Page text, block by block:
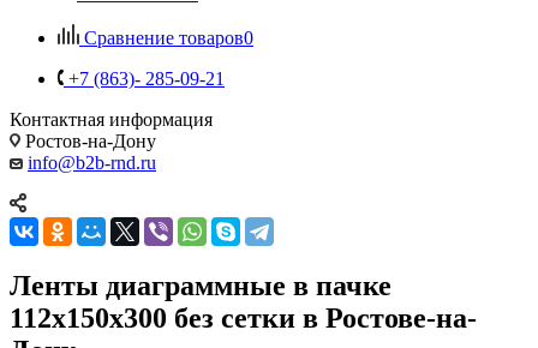
Сравнение товаров0
+7 (863)- 285-09-21
Контактная информация
Ростов-на-Дону
info@b2b-rnd.ru
Ленты диаграммные в пачке
112х150х300 без сетки в Ростове-на-